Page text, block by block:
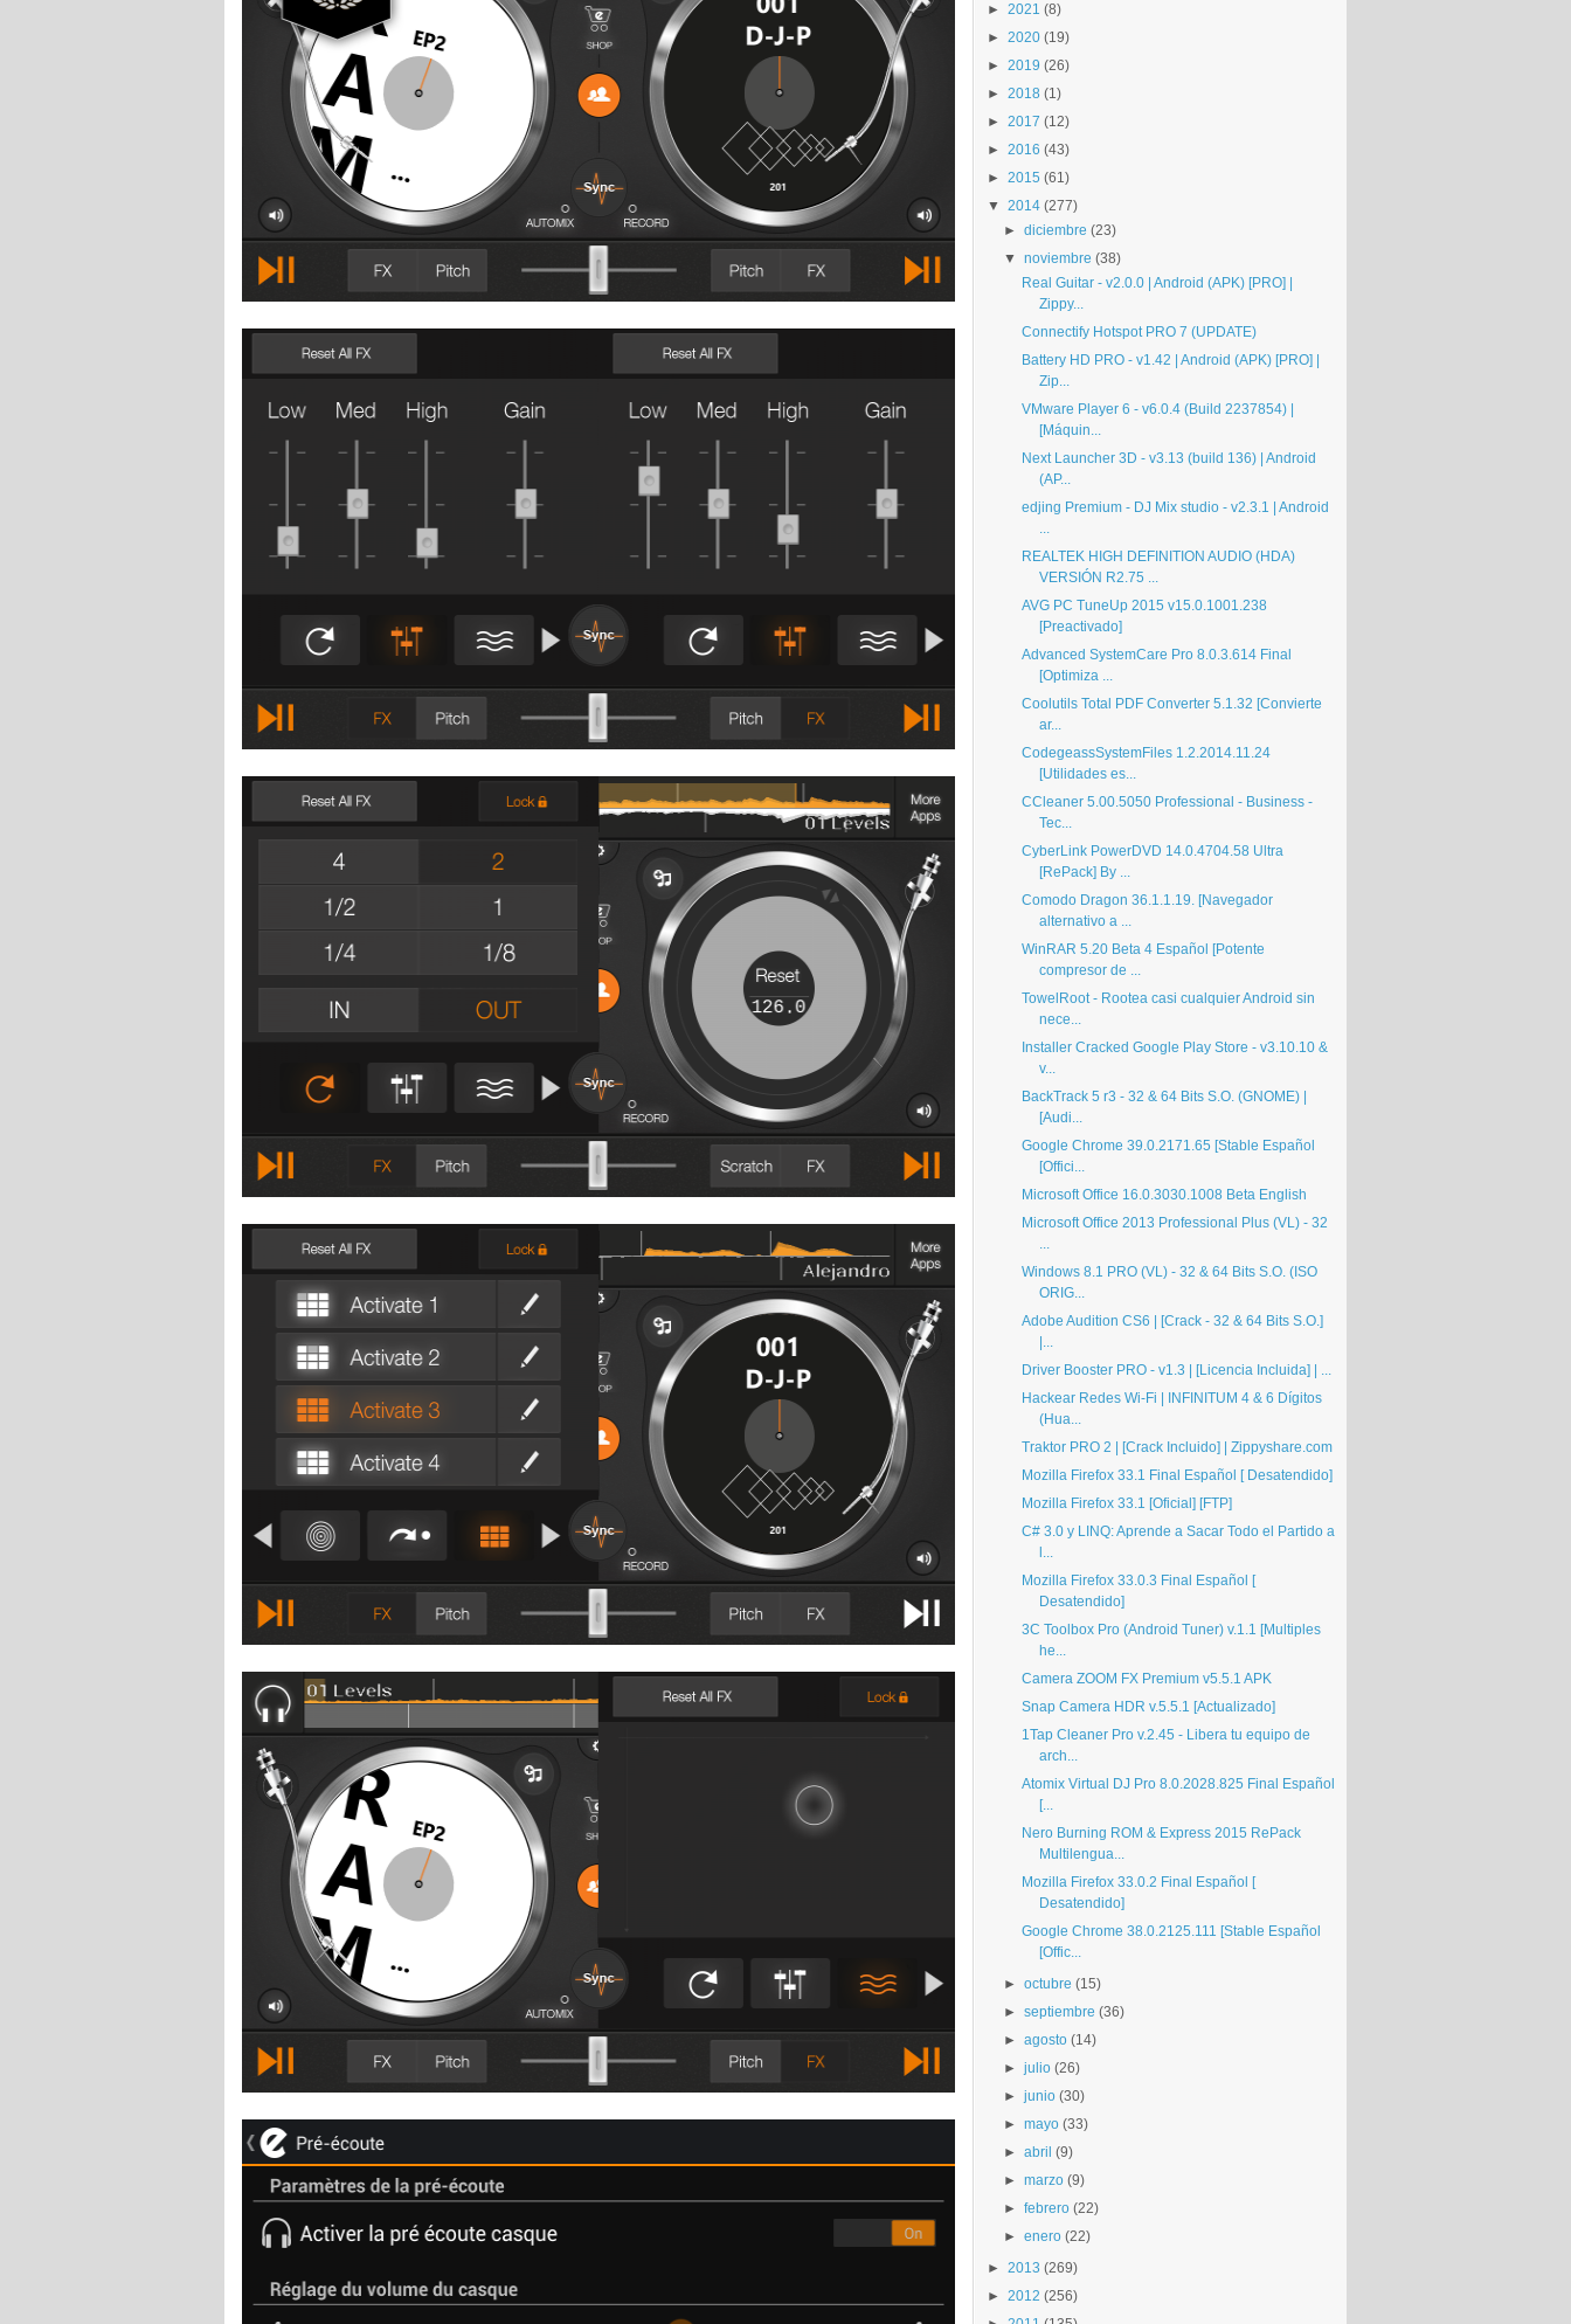
► 2021 (8)
► 2020 (19)
► 2019 (26)
► 2018 (1)
► 2017 (12)
► 2016 (43)
► 2015 (61)
▼ 2014 (277)
►diciembre (23)
▼noviembre (38)
Real Guitar - v2.0.0 | Android (APK) [PRO] |
Zippy...
Connectify Hotspot PRO 7 (UPDATE)
Battery HD PRO - v1.42 | Android (APK) [PRO] |
Zip...
VMware Player 6 - v6.0.4 (Build 2237854) |
[Máquin...
Next Launcher 3D - v3.13 (build 136) | Android
(AP...
edjing Premium - DJ Mix studio - v2.3.1 | Android
...
REALTEK HIGH DEFINITION AUDIO (HDA)
VERSIÓN R2.75 ...
AVG PC TuneUp 2015 v15.0.1001.238
[Preactivado]
Advanced SystemCare Pro 8.0.3.614 Final
[Optimiza ...
Coolutils Total PDF Converter 5.1.32 [Convierte
ar...
CodegeassSystemFiles 1.2.2014.11.24
[Utilidades es...
CCleaner 5.00.5050 Professional - Business -
Tec...
CyberLink PowerDVD 14.0.4704.58 Ultra
[RePack] By ...
Comodo Dragon 36.1.1.19. [Navegador
alternativo a ...
WinRAR 5.20 Beta 4 Español [Potente
compresor de ...
TowelRoot - Rootea casi cualquier Android sin
nece...
Installer Cracked Google Play Store - v3.10.10 &
v...
BackTrack 5 r3 - 32 & 64 Bits S.O. (GNOME) |
[Audi...
Google Chrome 39.0.2171.65 [Stable Español
[Offici...
Microsoft Office 16.0.3030.1008 Beta English
Microsoft Office 2013 Professional Plus (VL) - 32
...
Windows 8.1 PRO (VL) - 32 & 64 Bits S.O. (ISO
ORIG...
Adobe Audition CS6 | [Crack - 32 & 64 Bits S.O.]
|...
Driver Booster PRO - v1.3 | [Licencia Incluida] | ...
Hackear Redes Wi-Fi | INFINITUM 4 & 6 Dígitos
(Hua...
Traktor PRO 2 | [Crack Incluido] | Zippyshare.com
Mozilla Firefox 33.1 Final Español [ Desatendido]
Mozilla Firefox 33.1 [Oficial] [FTP]
C# 3.0 y LINQ: Aprende a Sacar Todo el Partido a
l...
Mozilla Firefox 33.0.3 Final Español [
Desatendido]
3C Toolbox Pro (Android Tuner) v.1.1 [Multiples
he...
Camera ZOOM FX Premium v5.5.1 APK
Snap Camera HDR v.5.5.1 [Actualizado]
1Tap Cleaner Pro v.2.45 - Libera tu equipo de
arch...
Atomix Virtual DJ Pro 8.0.2028.825 Final Español
[...
Nero Burning ROM & Express 2015 RePack
Multilengua...
Mozilla Firefox 33.0.2 Final Español [
Desatendido]
Google Chrome 38.0.2125.111 [Stable Español
[Offic...
►octubre (15)
►septiembre (36)
►agosto (14)
►julio (26)
►junio (30)
►mayo (33)
►abril (9)
►marzo (9)
►febrero (22)
►enero (22)
► 2013 (269)
► 2012 (256)